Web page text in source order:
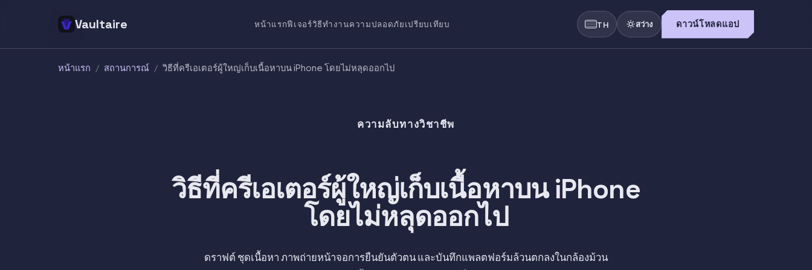
Vaultaire หน้าแรกฟีเจอร์วิธีทำงานความปลอดภัยเปรียบเทียบ TH สว่าง ดาวน์โหลดแอป
หน้าแรก / สถานการณ์ / วิธีที่ครีเอเตอร์ผู้ใหญ่เก็บเนื้อหาบน iPhone โดยไม่หลุดออกไป
ความลับทางวิชาชีพ
วิธีที่ครีเอเตอร์ผู้ใหญ่เก็บเนื้อหาบน iPhone
โดยไม่หลุดออกไป
ดราฟต์ ชุดเนื้อหา ภาพถ่ายหน้าจอการยืนยันตัวตน และบันทึกแพลตฟอร์มล้วนตกลงในกล้องม้วน